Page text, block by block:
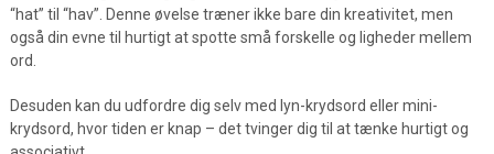
“hat” til “hav”. Denne øvelse træner ikke bare din kreativitet, men
også din evne til hurtigt at spotte små forskelle og ligheder mellem
ord.
Desuden kan du udfordre dig selv med lyn-krydsord eller mini-
krydsord, hvor tiden er knap – det tvinger dig til at tænke hurtigt og